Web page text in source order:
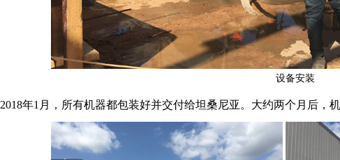
设备安装
2018年1月，所有机器都包装好并交付给坦桑尼亚。大约两个月后，